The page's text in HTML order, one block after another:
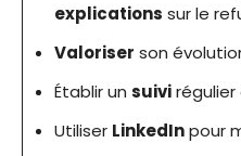
explications sur le
Valoriser son
Établir un suivi
Utiliser LinkedInpour